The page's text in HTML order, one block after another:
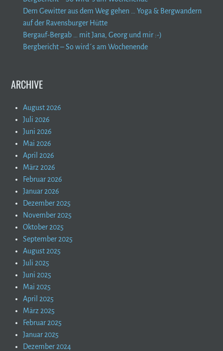
Dem Gewitter aus dem Weg gehen … Yoga & Bergwandern
auf der Ravensburger Hütte
Bergauf-Bergab … mit Jana, Georg und mir :-)
Bergbericht – So wird´s am Wochenende
ARCHIVE
August 2026
Juli 2026
Juni 2026
Mai 2026
April 2026
März 2026
Februar 2026
Januar 2026
Dezember 2025
November 2025
Oktober 2025
September 2025
August 2025
Juli 2025
Juni 2025
Mai 2025
April 2025
März 2025
Februar 2025
Januar 2025
Dezember 2024